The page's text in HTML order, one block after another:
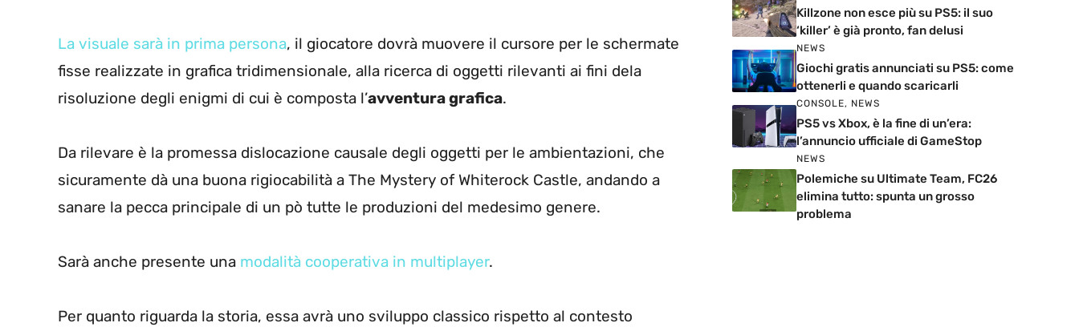
La visuale sarà in prima persona, il giocatore dovrà muovere il cursore per le schermate
fisse realizzate in grafica tridimensionale, alla ricerca di oggetti rilevanti ai fini dela
risoluzione degli enigmi di cui è composta l’avventura grafica.
Da rilevare è la promessa dislocazione causale degli oggetti per le ambientazioni, che
sicuramente dà una buona rigiocabilità a The Mystery of Whiterock Castle, andando a
sanare la pecca principale di un pò tutte le produzioni del medesimo genere.
Sarà anche presente una modalità cooperativa in multiplayer.
Per quanto riguarda la storia, essa avrà uno sviluppo classico rispetto al contesto
Killzone non esce più su PS5: il suo
‘killer’ è già pronto, fan delusi
NEWS
Giochi gratis annunciati su PS5: come
ottenerli e quando scaricarli
CONSOLE, NEWS
PS5 vs Xbox, è la fine di un’era:
l’annuncio ufficiale di GameStop
NEWS
Polemiche su Ultimate Team, FC26
elimina tutto: spunta un grosso
problema